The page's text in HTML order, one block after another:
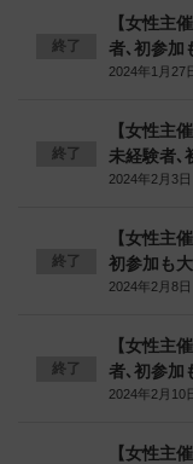
終了
【女性主
者､初参加
2024年1月27
終了
【女性主
未経験者､
2024年2月3
終了
【女性主
初参加も大
2024年2月8
終了
【女性主
者､初参加
2024年2月10
【女性主